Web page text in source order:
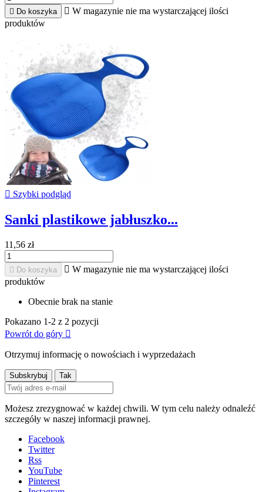
 Do koszyka  W magazynie nie ma wystarczającej ilości
produktów
 Szybki podgląd
Sanki plastikowe jabłuszko...
11,56 zł
 Do koszyka  W magazynie nie ma wystarczającej ilości
produktów
Obecnie brak na stanie
Pokazano 1-2 z 2 pozycji
Powrót do góry 
Otrzymuj informację o nowościach i wyprzedażach
Możesz zrezygnować w każdej chwili. W tym celu należy odnaleźć
szczegóły w naszej informacji prawnej.
Facebook
Twitter
Rss
YouTube
Pinterest